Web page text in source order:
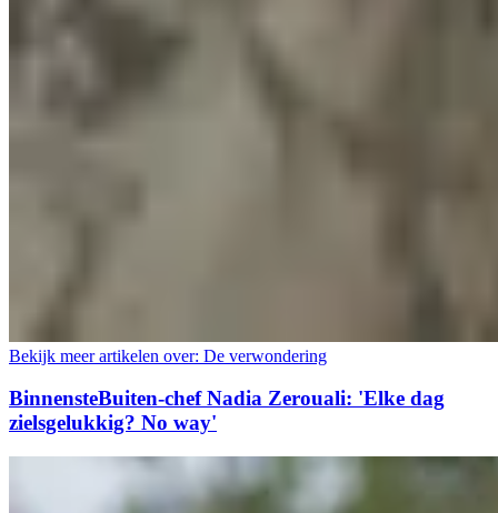
Bekijk meer artikelen over: De verwondering
BinnensteBuiten-chef Nadia Zerouali: 'Elke dag
zielsgelukkig? No way'